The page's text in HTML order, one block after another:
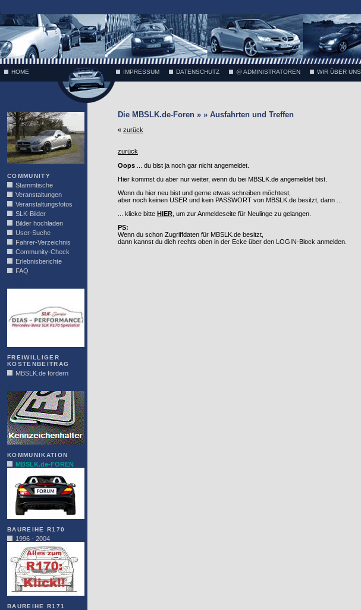
;
HOME IMPRESSUM DATENSCHUTZ @ ADMINISTRATOREN WIR ÜBER UNS
COMMUNITY
Stammtische
Veranstaltungen
Veranstaltungsfotos
SLK-Bilder
Bilder hochladen
User-Suche
Fahrer-Verzeichnis
Community-Check
Erlebnisberichte
FAQ
FREIWILLIGER
KOSTENBEITRAG
MBSLK.de fördern
KOMMUNIKATION
MBSLK.de-FOREN
BAUREIHE R170
1996 - 2004
BAUREIHE R171
Die MBSLK.de-Foren » » Ausfahrten und Treffen
« zurück
zurück
Oops ... du bist ja noch gar nicht angemeldet.
Hier kommst du aber nur weiter, wenn du bei MBSLK.de angemeldet bist.
Wenn du hier neu bist und gerne etwas schreiben möchtest,
aber noch keinen USER und kein PASSWORT von MBSLK.de besitzt, dann ...
... klicke bitte HIER , um zur Anmeldeseite für Neulinge zu gelangen.
PS:
Wenn du schon Zugriffdaten für MBSLK.de besitzt,
dann kannst du dich rechts oben in der Ecke über den LOGIN-Block anmelden.